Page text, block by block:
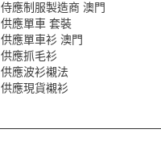
侍應制服製造商 澳門
供應單車 套裝
供應單車衫 澳門
供應抓毛衫
供應波衫襯法
供應現貨襯衫